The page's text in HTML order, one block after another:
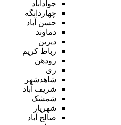
جوادآباد
چهاردانگه
حسن آباد
دماوند
دیزین
رباط کریم
رودهن
ری
شاهدشهر
شریف آباد
شمشک
شهریار
صالح آباد